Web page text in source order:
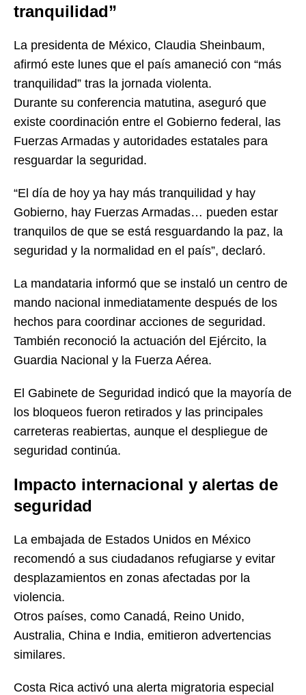
tranquilidad”
La presidenta de México, Claudia Sheinbaum,
afirmó este lunes que el país amaneció con “más
tranquilidad” tras la jornada violenta.
Durante su conferencia matutina, aseguró que
existe coordinación entre el Gobierno federal, las
Fuerzas Armadas y autoridades estatales para
resguardar la seguridad.
“El día de hoy ya hay más tranquilidad y hay
Gobierno, hay Fuerzas Armadas… pueden estar
tranquilos de que se está resguardando la paz, la
seguridad y la normalidad en el país”, declaró.
La mandataria informó que se instaló un centro de
mando nacional inmediatamente después de los
hechos para coordinar acciones de seguridad.
También reconoció la actuación del Ejército, la
Guardia Nacional y la Fuerza Aérea.
El Gabinete de Seguridad indicó que la mayoría de
los bloqueos fueron retirados y las principales
carreteras reabiertas, aunque el despliegue de
seguridad continúa.
Impacto internacional y alertas de
seguridad
La embajada de Estados Unidos en México
recomendó a sus ciudadanos refugiarse y evitar
desplazamientos en zonas afectadas por la
violencia.
Otros países, como Canadá, Reino Unido,
Australia, China e India, emitieron advertencias
similares.
Costa Rica activó una alerta migratoria especial